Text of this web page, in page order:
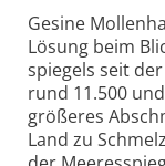
Gesine
Lösung beim
spiegels seit
rund 11.500
größeres
Land zu